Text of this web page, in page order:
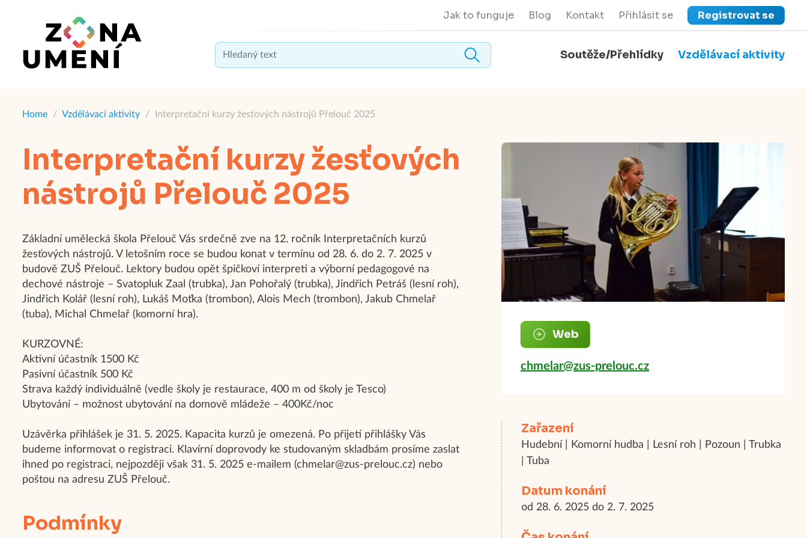
Jak to funguje Blog Kontakt Přihlásit se Registrovat se
Soutěže/Přehlídky Vzdělávací aktivity
Home / Vzdělávací aktivity / Interpretační kurzy žesťových nástrojů Přelouč 2025
Web
chmelar@zus-prelouc.cz
Zařazení
Hudební | Komorní hudba | Lesní roh | Pozoun | Trubka
| Tuba
Datum konání
od 28. 6. 2025 do 2. 7. 2025
Interpretační kurzy žesťových
nástrojů Přelouč 2025
Základní umělecká škola Přelouč Vás srdečně zve na 12. ročník Interpretačních kurzů
žesťových nástrojů. V letošním roce se budou konat v termínu od 28. 6. do 2. 7. 2025 v
budově ZUŠ Přelouč. Lektory budou opět špičkoví interpreti a výborní pedagogové na
dechové nástroje – Svatopluk Zaal (trubka), Jan Pohořalý (trubka), Jindřich Petráš (lesní roh),
Jindřich Kolář (lesní roh), Lukáš Moťka (trombon), Alois Mech (trombon), Jakub Chmelař
(tuba), Michal Chmelař (komorní hra).
KURZOVNÉ:
Aktivní účastník 1500 Kč
Pasivní účastník 500 Kč
Strava každý individuálně (vedle školy je restaurace, 400 m od školy je Tesco)
Ubytování – možnost ubytování na domově mládeže – 400Kč/noc
Uzávěrka přihlášek je 31. 5. 2025. Kapacita kurzů je omezená. Po přijetí přihlášky Vás
budeme informovat o registraci. Klavírní doprovody ke studovaným skladbám prosíme zaslat
ihned po registraci, nejpozději však 31. 5. 2025 e-mailem (chmelar@zus-prelouc.cz) nebo
poštou na adresu ZUŠ Přelouč.
Podmínky